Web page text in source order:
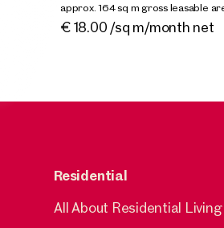
approx. 164 sq m gross leasable
Available Ab sofort
€ 18.00 /sq m/month net
Residential
All About Residential Living